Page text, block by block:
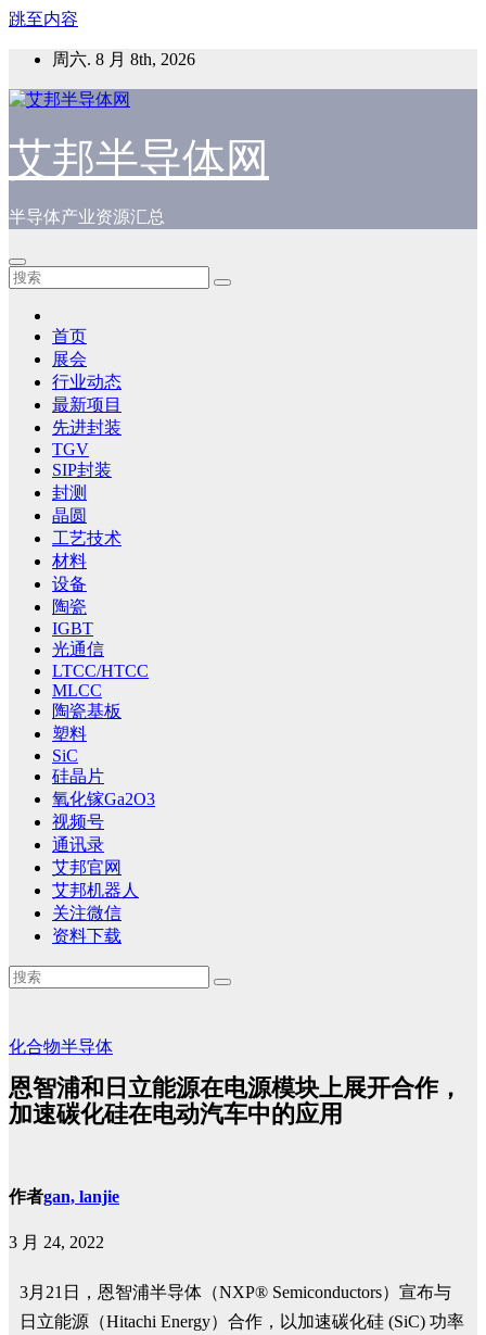
跳至内容
周六. 8 月 8th, 2026
艾邦半导体网
半导体产业资源汇总
首页
展会
行业动态
最新项目
先进封装
TGV
SIP封装
封测
晶圆
工艺技术
材料
设备
陶瓷
IGBT
光通信
LTCC/HTCC
MLCC
陶瓷基板
塑料
SiC
硅晶片
氧化镓Ga2O3
视频号
通讯录
艾邦官网
艾邦机器人
关注微信
资料下载
化合物半导体
恩智浦和日立能源在电源模块上展开合作，
加速碳化硅在电动汽车中的应用
作者gan, lanjie
3 月 24, 2022
3月21日，恩智浦半导体（NXP® Semiconductors）宣布与
日立能源（Hitachi Energy）合作，以加速碳化硅 (SiC) 功率